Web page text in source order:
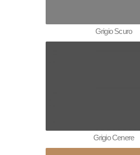
Grigio Scuro
Grigio Cenere